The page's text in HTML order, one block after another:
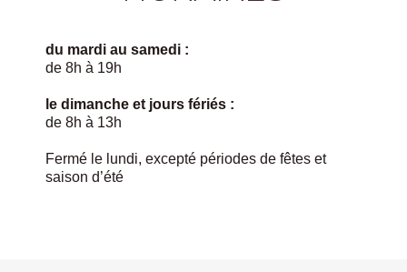
du mardi au samedi :
de 8h à 19h
le dimanche et jours fériés :
de 8h à 13h
Fermé le lundi, excepté périodes de fêtes et
saison d’été